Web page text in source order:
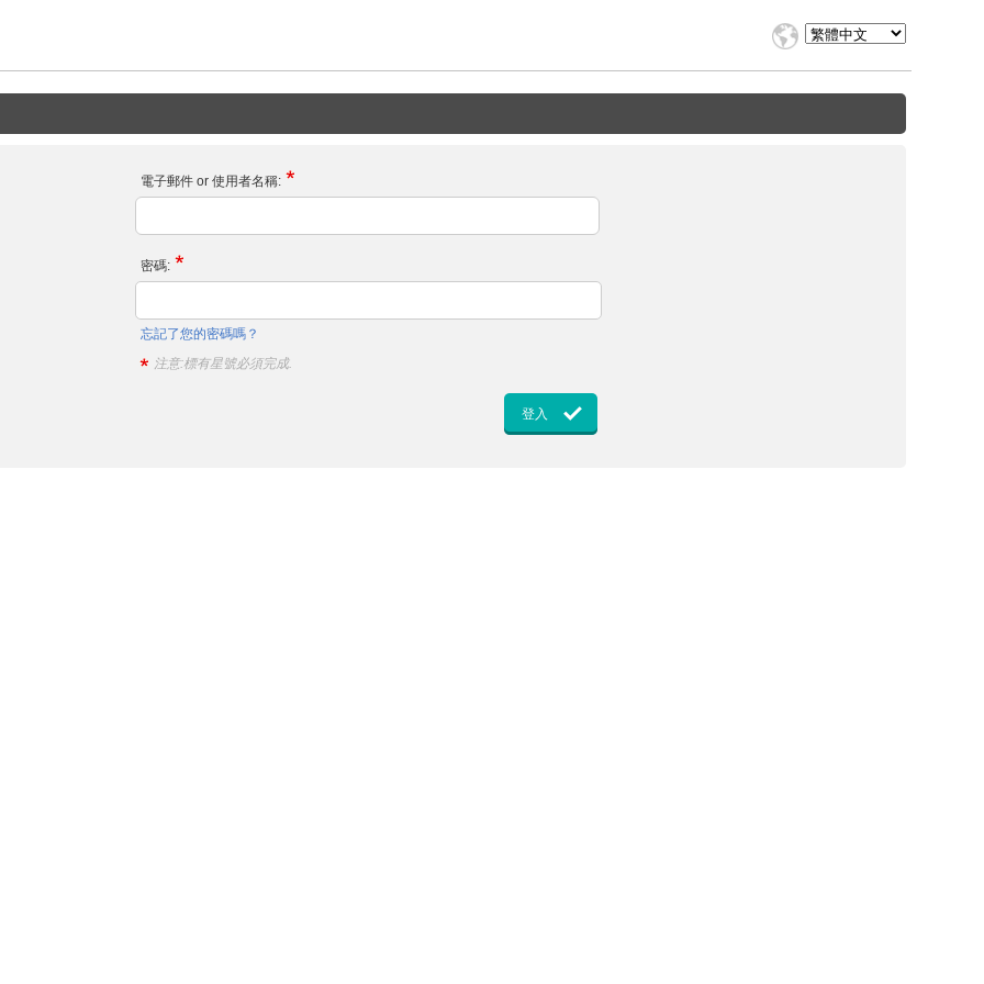
電子郵件 or 使用者名稱:
密碼:
忘記了您的密碼嗎？
注意:標有星號必須完成.